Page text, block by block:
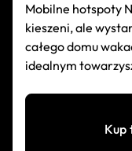
Mobilne hotspoty
kieszeni, ale
całego domu
idealnym
Kup